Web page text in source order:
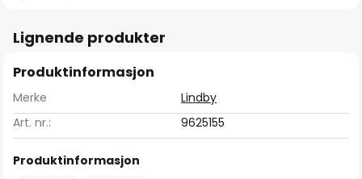
Lignende produkter
Produktinformasjon
Merke
Lindby
Art. nr.:
9625155
Produktinformasjon